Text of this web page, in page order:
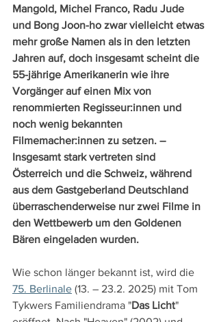
Mangold, Michel Franco, Radu Jude
und Bong Joon-ho zwar vielleicht etwas
mehr große Namen als in den letzten
Jahren auf, doch insgesamt scheint die
55-jährige Amerikanerin wie ihre
Vorgänger auf einen Mix von
renommierten Regisseur:innen und
noch wenig bekannten
Filmemacher:innen zu setzen. –
Insgesamt stark vertreten sind
Österreich und die Schweiz, während
aus dem Gastgeberland Deutschland
überraschenderweise nur zwei Filme in
den Wettbewerb um den Goldenen
Bären eingeladen wurden.
Wie schon länger bekannt ist, wird die
75. Berlinale (13. – 23.2. 2025) mit Tom
Tykwers Familiendrama "Das Licht"